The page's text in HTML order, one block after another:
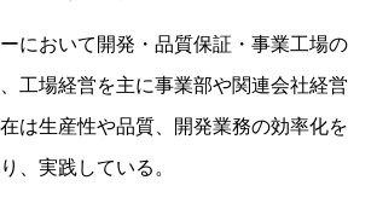
において開発・品質保証・事業工場の
工場経営を主に事業部や関連会社経営
は生産性や品質、開発業務の効率化を
、実践している。